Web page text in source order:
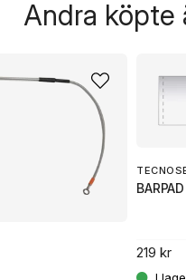
Andra köpte
219 kr